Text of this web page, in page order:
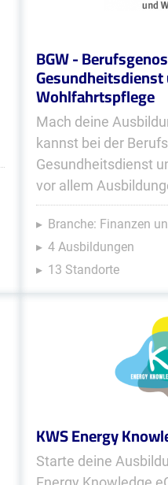
BGW -
Gesundheitsdienst
Wohlfahrtspflege
Mach deine
kannst bei der
Gesundheitsdienst
vor allem
Branche: Finanzen
4 Ausbildungen
13 Standorte
KWS Energy
Starte deine